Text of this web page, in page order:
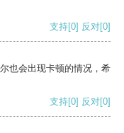
支持[0] 反对[0]
也会出现卡顿的情况，希
支持[0] 反对[0]